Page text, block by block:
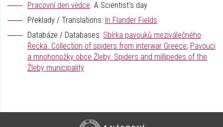
Pracovní den vědce. A Scientist's day
Překlady / Translations: In Flander Fields
Databáze / Databases: Sbírka pavouků meziválečného
Řecka. Collection of spiders from interwar Greece; Pavouci
a mnohonožky obce Žleby. Spiders and millipedes of the
Žleby municipality